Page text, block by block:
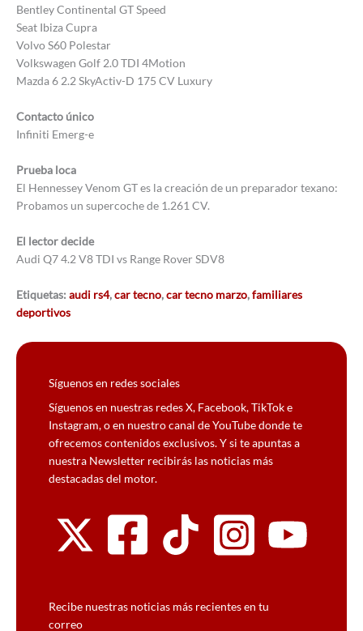
Bentley Continental GT Speed
Seat Ibiza Cupra
Volvo S60 Polestar
Volkswagen Golf 2.0 TDI 4Motion
Mazda 6 2.2 SkyActiv-D 175 CV Luxury
Contacto único
Infiniti Emerg-e
Prueba loca
El Hennessey Venom GT es la creación de un preparador texano:
Probamos un supercoche de 1.261 CV.
El lector decide
Audi Q7 4.2 V8 TDI vs Range Rover SDV8
Etiquetas: audi rs4,car tecno,car tecno marzo,familiares
deportivos
Síguenos en redes sociales
Síguenos en nuestras redes X, Facebook, TikTok e
Instagram, o en nuestro canal de YouTube donde te
ofrecemos contenidos exclusivos. Y si te apuntas a
nuestra Newsletter recibirás las noticias más
destacadas del motor.
Recibe nuestras noticias más recientes en tu
correo